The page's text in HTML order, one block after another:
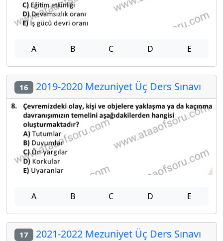
A B C D E
16 2019-2020 Mezuniyet Üç Ders Sınavı
A B C D E
17 2021-2022 Mezuniyet Üç Ders Sınavı